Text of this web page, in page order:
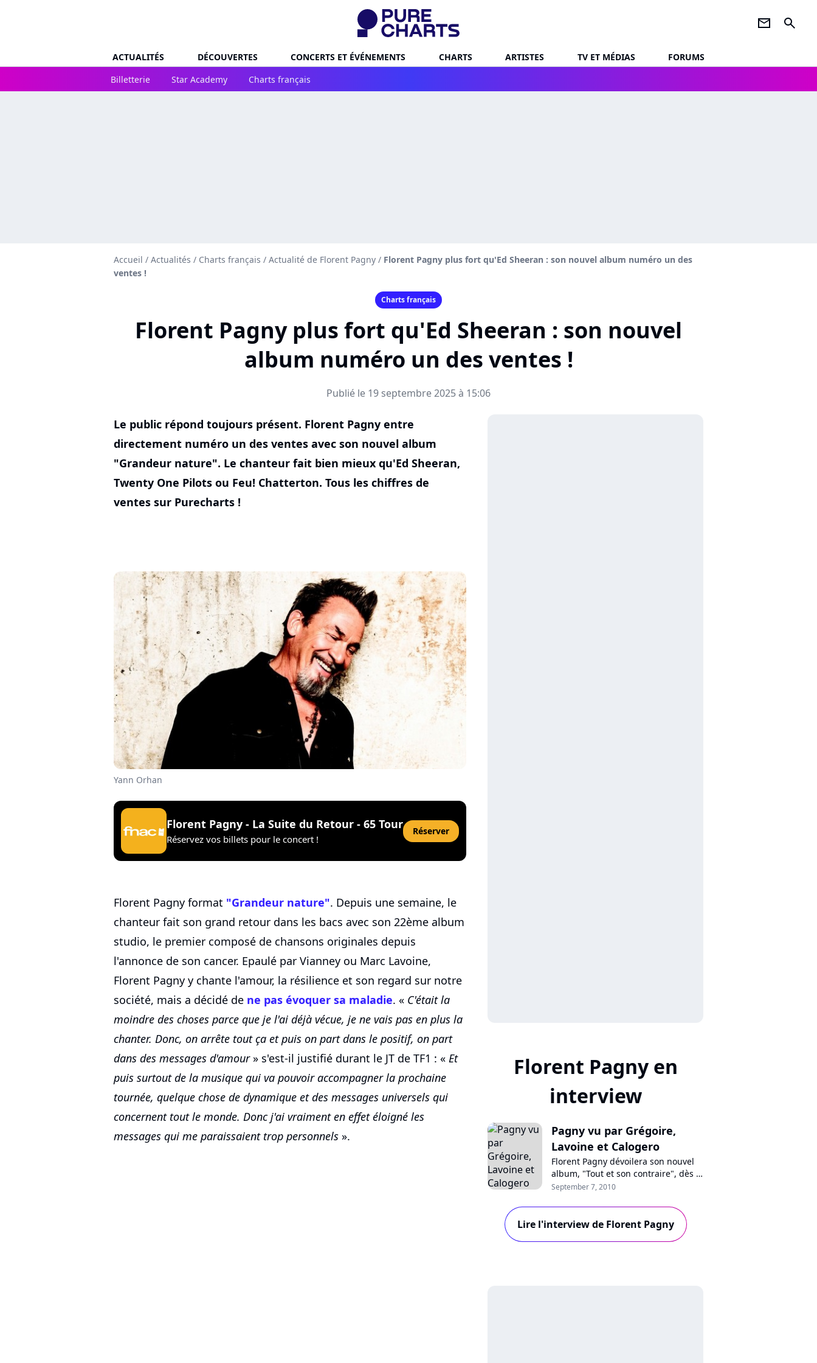
newsletter search
ACTUALITÉS DÉCOUVERTES CONCERTS ET ÉVÉNEMENTS CHARTS ARTISTES TV ET MÉDIAS
FORUMS
Billetterie
Star Academy Charts français
Accueil / Actualités / Charts français / Actualité de Florent Pagny / Florent Pagny plus fort qu'Ed Sheeran : son nouvel album numéro un des
ventes !
Charts français
Florent Pagny plus fort qu'Ed Sheeran : son nouvel
album numéro un des ventes !
Publié le 19 septembre 2025 à 15:06
Le public répond toujours présent. Florent Pagny entre
directement numéro un des ventes avec son nouvel album
"Grandeur nature". Le chanteur fait bien mieux qu'Ed Sheeran,
Twenty One Pilots ou Feu! Chatterton. Tous les chiffres de
ventes sur Purecharts !
Yann Orhan
Florent Pagny - La Suite du Retour - 65 Tour
Réservez vos billets pour le concert !
Réserver
Florent Pagny format "Grandeur nature". Depuis une semaine, le
chanteur fait son grand retour dans les bacs avec son 22ème album
studio, le premier composé de chansons originales depuis
l'annonce de son cancer. Epaulé par Vianney ou Marc Lavoine,
Florent Pagny y chante l'amour, la résilience et son regard sur notre
société, mais a décidé de ne pas évoquer sa maladie. « C'était la
moindre des choses parce que je l'ai déjà vécue, je ne vais pas en plus la
chanter. Donc, on arrête tout ça et puis on part dans le positif, on part
dans des messages d'amour» s'est-il justifié durant le JT de TF1 : « Et
puis surtout de la musique qui va pouvoir accompagner la prochaine
tournée, quelque chose de dynamique et des messages universels qui
concernent tout le monde. Donc j'ai vraiment en effet éloigné les
messages qui me paraissaient trop personnels ».
Florent Pagny en
interview
Pagny vu par Grégoire,
Lavoine et Calogero
Florent Pagny dévoilera son nouvel
album, "Tout et son contraire", dès le
8 novembre prochain. Un disque sur
Emmanuelle Cosso-Merad, Jérôme
Attal, Vincent Baguian, Daran, John
Mamann, mais aussi Grégoire, Marc
September 7, 2010
Lire l'interview de Florent Pagny